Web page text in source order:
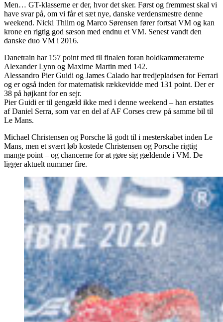
Men… GT-klasserne er der, hvor det sker. Først og fremmest skal vi
have svar på, om vi får et sæt nye, danske verdensmestre denne
weekend. Nicki Thiim og Marco Sørensen fører fortsat VM og kan
krone en rigtig god sæson med endnu et VM. Senest vandt den
danske duo VM i 2016.
Danetrain har 157 point med til finalen foran holdkammeraterne
Alexander Lynn og Maxime Martin med 142.
Alessandro Pier Guidi og James Calado har tredjepladsen for Ferrari
og er også inden for matematisk rækkevidde med 131 point. Der er
38 på højkant for en sejr.
Pier Guidi er til gengæld ikke med i denne weekend – han erstattes
af Daniel Serra, som var en del af AF Corses crew på samme bil til
Le Mans.
Michael Christensen og Porsche lå godt til i mesterskabet inden Le
Mans, men et svært løb kostede Christensen og Porsche rigtig
mange point – og chancerne for at gøre sig gældende i VM. De
ligger aktuelt nummer fire.